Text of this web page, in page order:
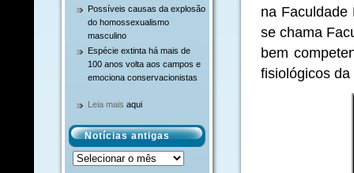
Possíveis causas da explosão
do homossexualismo
masculino
Espécie extinta há mais de
100 anos volta aos campos e
emociona conservacionistas
Leia mais aqui
Notícias antigas
Notícias
antigas
na Faculdade
se chama
bem
fisiológicos